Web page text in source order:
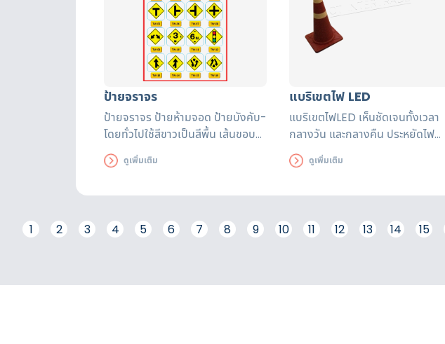
ป้ายจราจร
ป้ายจราจร ป้ายห้ามจอด ป้ายบังคับ-
โดยทั่วไปใช้สีขาวเป็นสีพื้น เส้นขอบ
ป้าย เส้นขีดเฉียง (ถ้ามี) ใช้สี
แดง/ ป้ายเตือน-โดยทั่วไปใช้สีเหลือ
ป้ายใช้สีดำ
ดูเพิ่มเติม
แบริเขตไฟ LED
แบริเขตไฟLED เห็นชัดเจนทั้งเวลา
กลางวัน และกลางคืน ประหยัดไฟ
สามารถใช้ได้ในบริเวณกำลังก่อสร้าง
ควบคุมเส้นทางการจราจร
ดูเพิ่มเติม
1 2 3 4 5 6 7 8 9 10 11 12 13 14 15